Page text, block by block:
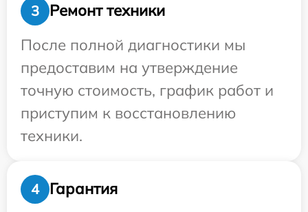
3
Ремонт техники
После полной диагностики мы
предоставим на утверждение
точную стоимость, график работ и
приступим к восстановлению
техники.
4
Гарантия